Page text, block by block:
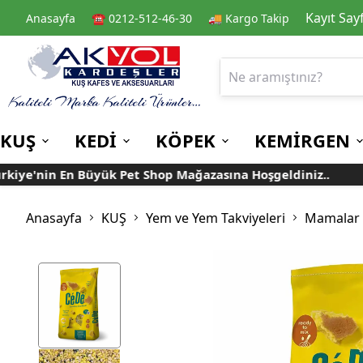
Anasayfa ☎️ 0212-512-46-30 🚚 Kargo Takip Kayıt
KUŞ
Kafes
Muhabbet
Papağan
Taşıma Kafesi
Rulolu Kafes
Kafes Aksesuarları
Yemlikler
KEDİ
Kedi Kuru Mamalar Kedi Kumları
Taşımalar
KÖPEK
Kuru Mamalar Konserve Mamalar
Mama ve Su Kapları
KEMİRGEN
Guinea Pig Yemleri
En Büyük Pet Shop Mağazasına Hoşgeldiniz..
Anasayfa KUŞ Yem ve Yem Takviyeleri Mamalar